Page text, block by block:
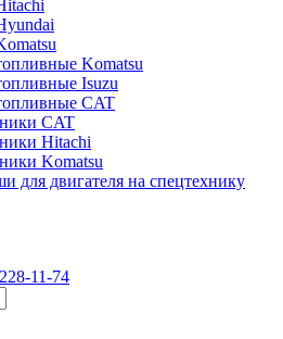
Komatsu
Isuzu
CAT
CAT
Hitachi
Komatsu
для двигателя на спецтехнику
11-74